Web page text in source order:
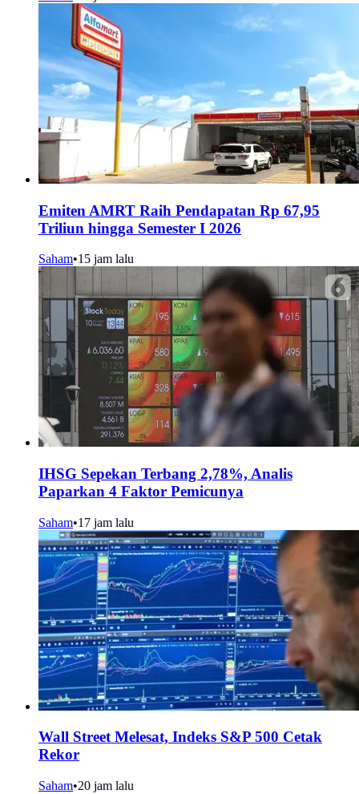
Emiten AMRT Raih Pendapatan Rp 67,95
Triliun hingga Semester I 2026
Saham•15 jam lalu
IHSG Sepekan Terbang 2,78%, Analis
Paparkan 4 Faktor Pemicunya
Saham•17 jam lalu
Wall Street Melesat, Indeks S&P 500 Cetak
Rekor
Saham•20 jam lalu